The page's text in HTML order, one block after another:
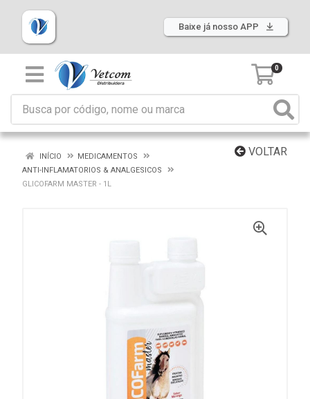
Baixe já nosso APP
0
VOLTAR
INÍCIO
MEDICAMENTOS
ANTI-INFLAMATORIOS & ANALGESICOS
GLICOFARM MASTER - 1L